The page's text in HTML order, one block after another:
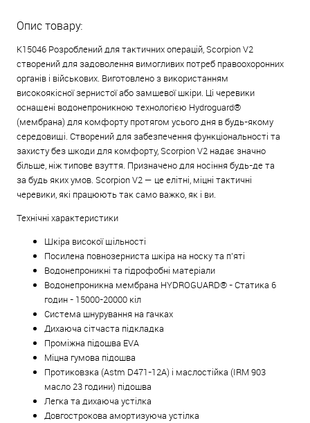
Опис товару:
K15046 Розроблений для тактичних операцій, Scorpion V2
створений для задоволення вимогливих потреб правоохоронних
органів і військових. Виготовлено з використанням
високоякісної зернистої або замшевої шкіри. Ці черевики
оснащені водонепроникною технологією Hydroguard®
(мембрана) для комфорту протягом усього дня в будь-якому
середовищі. Створений для забезпечення функціональності та
захисту без шкоди для комфорту, Scorpion V2 надає значно
більше, ніж типове взуття. Призначено для носіння будь-де та
за будь яких умов. Scorpion V2 — це елітні, міцні тактичні
черевики, які працюють так само важко, як і ви.
Технічні характеристики
Шкіра високої щільності
Посилена повнозерниста шкіра на носку та п’яті
Водонепроникні та гідрофобні матеріали
Водонепроникна мембрана HYDROGUARD® - Статика 6
годин - 15000-20000 кіл
Система шнурування на гачках
Дихаюча сітчаста підкладка
Проміжна підошва EVA
Міцна гумова підошва
Протиковзка (Astm D471-12A) і маслостійка (IRM 903
масло 23 години) підошва
Легка та дихаюча устілка
Довгострокова амортизуюча устілка